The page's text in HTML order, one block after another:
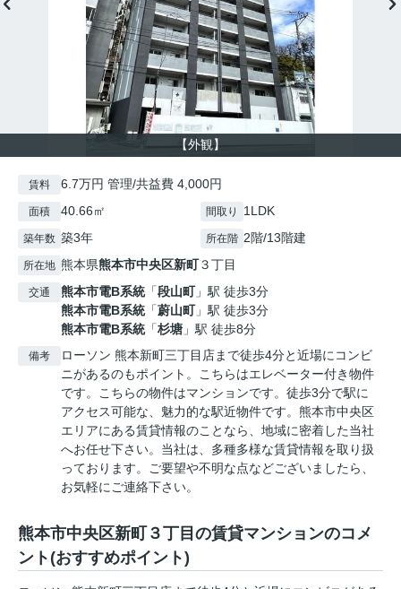
【外観】
賃料 6.7万円 管理/共益費 4,000円
面積 40.66㎡ 間取り 1LDK
築年数 築3年 所在階 2階/13階建
所在地 熊本県熊本市中央区新町３丁目
交通 熊本市電B系統「段山町」駅 徒歩3分
熊本市電B系統「蔚山町」駅 徒歩3分
熊本市電B系統「杉塘 」駅 徒歩8分
備考
ローソン 熊本新町三丁目店まで徒歩4分と近場にコンビ
ニがあるのもポイント。こちらはエレベーター付き物件
です。こちらの物件はマンションです。徒歩3分で駅に
アクセス可能な、魅力的な駅近物件です。熊本市中央区
エリアにある賃貸情報のことなら、地域に密着した当社
へお任せ下さい。当社は、多種多様な賃貸情報を取り扱
っております。ご要望や不明な点などございましたら、
お気軽にご連絡下さい。
熊本市中央区新町３丁目の賃貸マンションのコメ
ント(おすすめポイント)